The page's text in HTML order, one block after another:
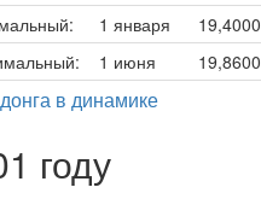
1 января
19,4000
1 июня 19,8600
в динамике
году